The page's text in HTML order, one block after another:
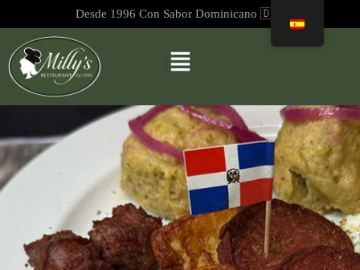
Desde 1996 Con Sabor Dominicano 🇩🇴